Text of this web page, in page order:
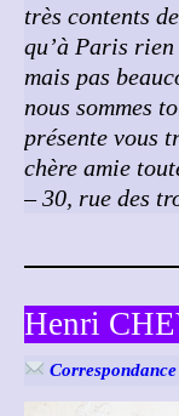
très contents
qu’à Paris
mais pas
nous sommes
présente vous
chère amie
–30, rue des
Henri